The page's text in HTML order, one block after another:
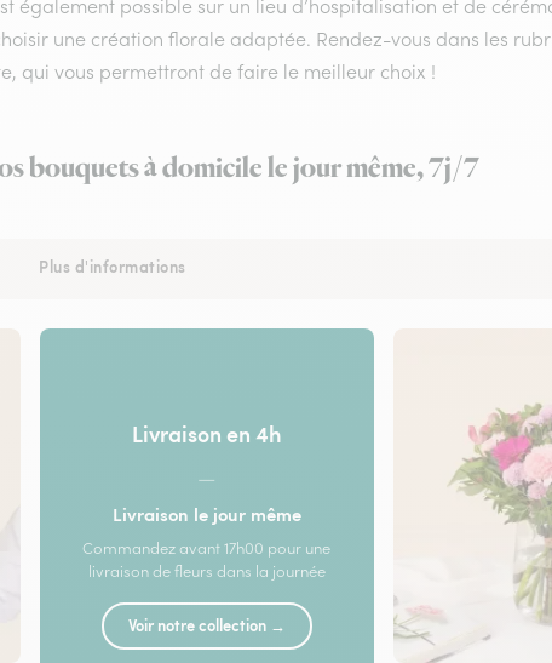
également possible sur un lieu d’hospitalisation et de
une création florale adaptée. Rendez-vous dans les
qui vous permettront de faire le meilleur choix !
bouquets à domicile le jour même, 7j/7
Plus d'informations
Livraison en 4h
—
Livraison le jour même
Commandez avant 17h00 pour une
livraison de fleurs dans la journée
Voir notre collection →